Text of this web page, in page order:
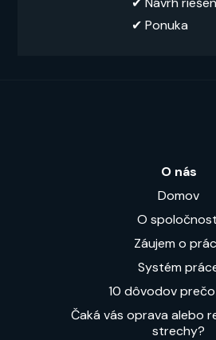
✔ Ponuka
O nás
Domov
O
Záujem o
Systém
10 dôvodov
Čaká vás oprava alebo
strechy?